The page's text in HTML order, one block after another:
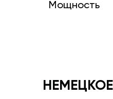
Мощность